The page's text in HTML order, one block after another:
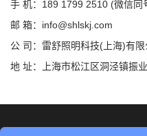
手 机：189 1799 2510 (微信同
邮 箱：info@shlskj.com
公 司：雷舒照明科技(上海)有限
地 址：上海市松江区洞泾镇振